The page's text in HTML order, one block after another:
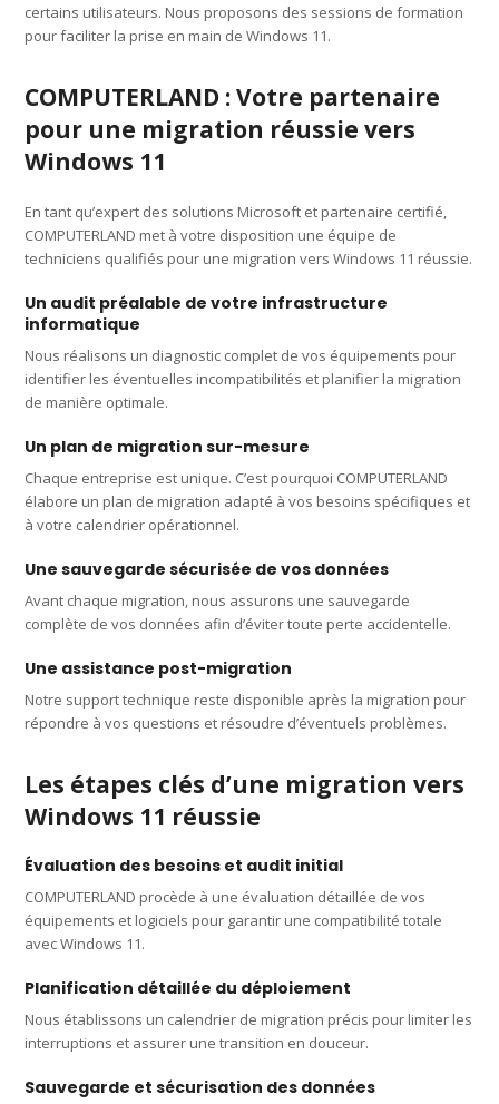
certains utilisateurs. Nous proposons des sessions de formation
pour faciliter la prise en main de Windows 11.
COMPUTERLAND : Votre partenaire
pour une migration réussie vers
Windows 11
En tant qu’expert des solutions Microsoft et partenaire certifié,
COMPUTERLAND met à votre disposition une équipe de
techniciens qualifiés pour une migration vers Windows 11 réussie.
Un audit préalable de votre infrastructure
informatique
Nous réalisons un diagnostic complet de vos équipements pour
identifier les éventuelles incompatibilités et planifier la migration
de manière optimale.
Un plan de migration sur-mesure
Chaque entreprise est unique. C’est pourquoi COMPUTERLAND
élabore un plan de migration adapté à vos besoins spécifiques et
à votre calendrier opérationnel.
Une sauvegarde sécurisée de vos données
Avant chaque migration, nous assurons une sauvegarde
complète de vos données afin d’éviter toute perte accidentelle.
Une assistance post-migration
Notre support technique reste disponible après la migration pour
répondre à vos questions et résoudre d’éventuels problèmes.
Les étapes clés d’une migration vers
Windows 11 réussie
Évaluation des besoins et audit initial
COMPUTERLAND procède à une évaluation détaillée de vos
équipements et logiciels pour garantir une compatibilité totale
avec Windows 11.
Planification détaillée du déploiement
Nous établissons un calendrier de migration précis pour limiter les
interruptions et assurer une transition en douceur.
Sauvegarde et sécurisation des données